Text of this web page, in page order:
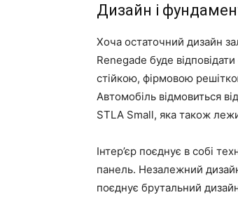
Дизайн і
Хоча остаточний дизайн
Renegade буде
стійкою, фірмовою
Автомобіль відмовиться
STLA Small, яка також
Інтер’єр поєднує в собі
панель. Незалежний
поєднує брутальний